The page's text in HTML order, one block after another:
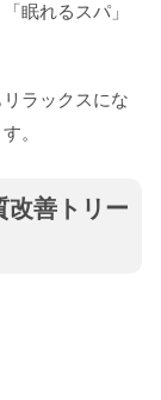
眠れるスパ」
ラックスにな
。
善トリー